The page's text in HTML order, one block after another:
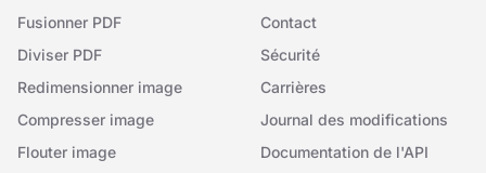
Fusionner PDF
Diviser PDF
Redimensionner image
Compresser image
Flouter image
Contact
Sécurité
Carrières
Journal des modifications
Documentation de l'API